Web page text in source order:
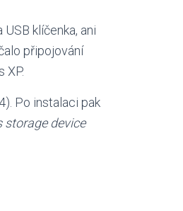
klíčenka, ani
připojování
XP.
Po instalaci pak
storage device